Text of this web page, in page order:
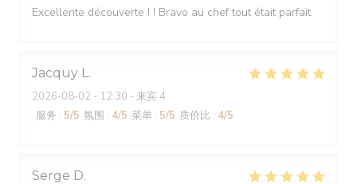
Excellente découverte ! ! Bravo au chef tout était parfait
Jacquy L
2026-08-02 - 12:30 - 来宾 4
服务 : 5/5 氛围 : 4/5 菜单 : 5/5 质价比 : 4/5
Serge D